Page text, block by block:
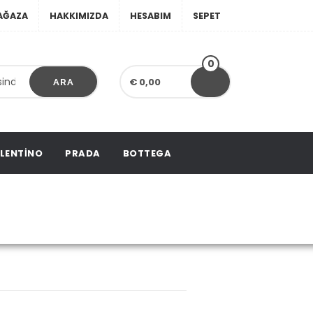
HAKKIMIZDA HESABIM SEPET
ARA € 0,00
0
PRADA BOTTEGA